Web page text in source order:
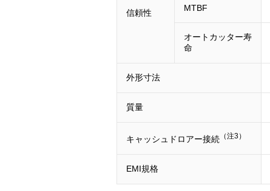
信頼性 MTBF
オートカッター寿
命
外形寸法
質量
キャッシュドロアー接続 （注3）
EMI規格